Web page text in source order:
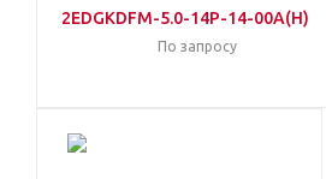
2EDGKDFM-5.0-14P-14-00A(H)
По запросу